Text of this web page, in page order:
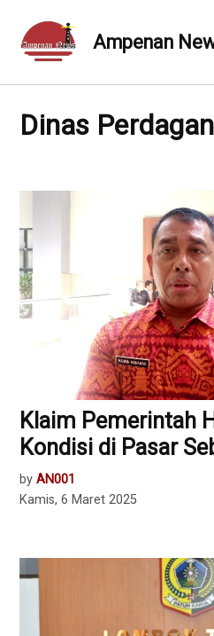
content
Ampenan
Dinas
Klaim Pemerintah
Kondisi di Pasar
by AN001
Kamis, 6 Maret 2025